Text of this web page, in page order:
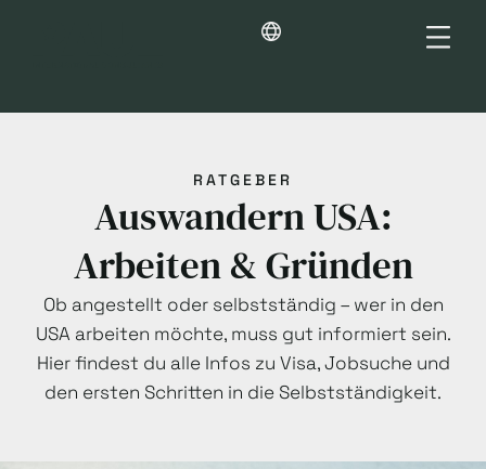
RATGEBER
Auswandern USA:
Arbeiten & Gründen
Ob angestellt oder selbstständig – wer in den
USA arbeiten möchte, muss gut informiert sein.
Hier findest du alle Infos zu Visa, Jobsuche und
den ersten Schritten in die Selbstständigkeit.